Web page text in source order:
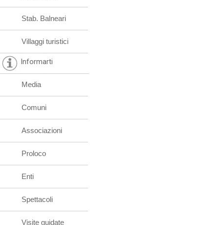
Stab. Balneari
Villaggi turistici
Informarti
Media
Comuni
Associazioni
Proloco
Enti
Spettacoli
Visite guidate